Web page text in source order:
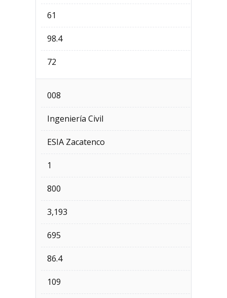
61
98.4
72
008
Ingeniería Civil
ESIA Zacatenco
1
800
3,193
695
86.4
109